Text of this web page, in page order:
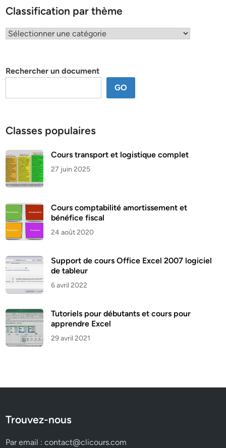
Classification par thème
Classification
Rechercher un document
GO
Classes populaires
Cours transport et logistique complet
27 juin 2025
Cours comptabilité amortissement et
bénéfice fiscal
24 août 2020
Support de cours Office Excel 2007 logiciel
de tableur
6 avril 2022
Tutoriels pour débutants et cours pour
apprendre Excel
29 avril 2021
Trouvez-nous
Par email :contact@clicours.com